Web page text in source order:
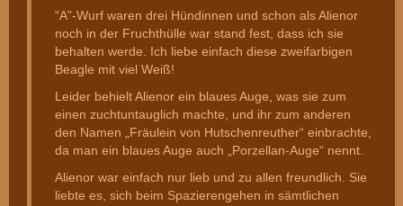
“A”-Wurf waren drei Hündinnen und schon als Alienor
noch in der Fruchthülle war stand fest, dass ich sie
behalten werde. Ich liebe einfach diese zweifarbigen
Beagle mit viel Weiß!
Leider behielt Alienor ein blaues Auge, was sie zum
einen zuchtuntauglich machte, und ihr zum anderen
den Namen „Fräulein von Hutschenreuther“ einbrachte,
da man ein blaues Auge auch „Porzellan-Auge“ nennt.
Alienor war einfach nur lieb und zu allen freundlich. Sie
liebte es, sich beim Spazierengehen in sämtlichen